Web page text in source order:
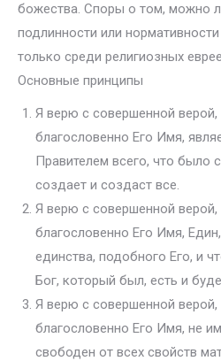
божества. Споры о том, можно
подлинности или
только среди религиозных
Основные принципы
Я верю с совершенной верой,
благословенно Его Имя,
Правителем всего, что было
создает и создаст все.
Я верю с совершенной верой,
благословенно Его Имя,
единства, подобного Его, и
Бог, который был, есть и
Я верю с совершенной верой,
благословенно Его Имя, не
свободен от всех свойств